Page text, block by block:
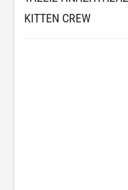
KITTEN CREW